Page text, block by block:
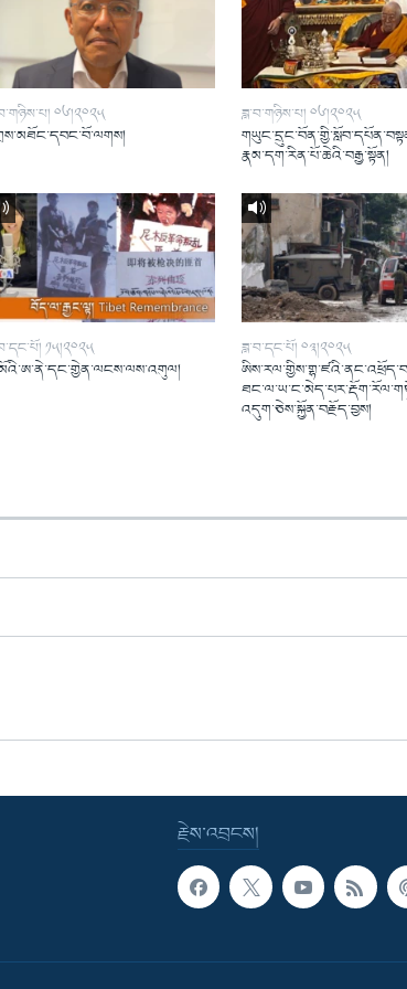
༠༦།༢༠༢༥ ཟླ་བ་གཉིས་པ། ༠༦།༢༠༢༥
རྣམ་དག་རིན་པོ་ཆེའི་བརྒྱ་སྟོན།
༡༥།༢༠༢༥ ཟླ་བ་དང་པོ། ༠༣།༢༠༢༥
འདུག་ཅེས་སྐྱོན་བརྗོད་བྱས།
རྗེས་འབྲངས།